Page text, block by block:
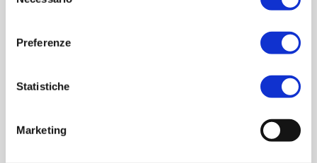
Preferenze
Statistiche
Marketing